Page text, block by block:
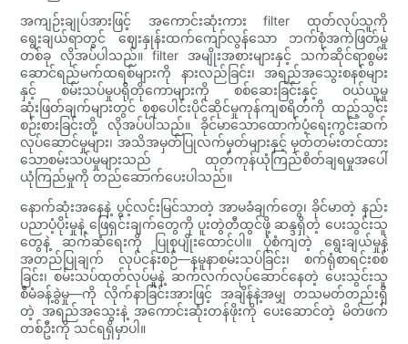
အကျဉ်းချုပ်အားဖြင့် အကောင်းဆုံးကား filter ထုတ်လုပ်သူကို
ရွေးချယ်ရာတွင် ဈေးနှုန်းထက်ကျော်လွန်သော ဘက်စုံအကဲဖြတ်မှု
တစ်ခု လိုအပ်ပါသည်။ filter အမျိုးအစားများနှင့် သက်ဆိုင်ရာစွမ်း
ဆောင်ရည်မက်ထရစ်များကို နားလည်ခြင်း၊ အရည်အသွေးစနစ်များ
နှင့် စမ်းသပ်မှုပရိုတိုကောများကို စစ်ဆေးခြင်းနှင့် ဝယ်ယူမှု
ဆုံးဖြတ်ချက်များတွင် စုစုပေါင်းပိုင်ဆိုင်မှုကုန်ကျစရိတ်ကို ထည့်သွင်း
စဉ်းစားခြင်းတို့ လိုအပ်ပါသည်။ ခိုင်မာသောထောက်ပံ့ရေးကွင်းဆက်
လုပ်ဆောင်မှုများ၊ အသိအမှတ်ပြုလက်မှတ်များနှင့် မှတ်တမ်းတင်ထား
သောစမ်းသပ်မှုများသည် ထုတ်ကုန်ယုံကြည်စိတ်ချရမှုအပေါ်
ယုံကြည်မှုကို တည်ဆောက်ပေးပါသည်။
နောက်ဆုံးအနေနဲ့ ပွင့်လင်းမြင်သာတဲ့ အာမခံချက်တွေ၊ ခိုင်မာတဲ့ နည်း
ပညာပံ့ပိုးမှုနဲ့ ဖြေရှင်းချက်တွေကို ပူးတွဲတီထွင်ဖို့ ဆန္ဒရှိတဲ့ ပေးသွင်းသူ
တွေနဲ့ ဆက်ဆံရေးကို ပြုစုပျိုးထောင်ပါ။ ပုံစံကျတဲ့ ရွေးချယ်မှုနဲ့
အတည်ပြုချက် လုပ်ငန်းစဉ်—နမူနာစမ်းသပ်ခြင်း၊ စက်ရုံစာရင်းစစ်
ခြင်း၊ စမ်းသပ်ထုတ်လုပ်မှုနဲ့ ဆက်လက်လုပ်ဆောင်နေတဲ့ ပေးသွင်းသူ
စီမံခန့်ခွဲမှု—ကို လိုက်နာခြင်းအားဖြင့် အချိန်နဲ့အမျှ တသမတ်တည်းရှိ
တဲ့ အရည်အသွေးနဲ့ အကောင်းဆုံးတန်ဖိုးကို ပေးဆောင်တဲ့ မိတ်ဖက်
တစ်ဦးကို သင်ရရှိမှာပါ။